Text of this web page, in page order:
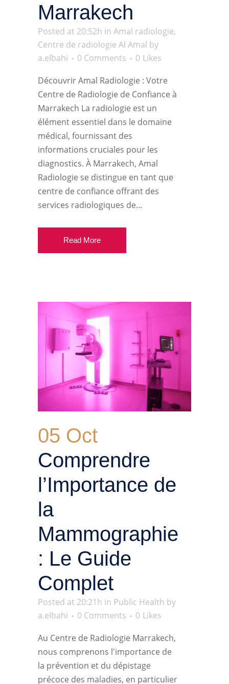
Marrakech
Posted at 20:52h in Amal radiologie,
Centre de radiologie Al Amal by
a.elbahi
0 Comments 0 Likes
Découvrir Amal Radiologie : Votre
Centre de Radiologie de Confiance à
Marrakech La radiologie est un
élément essentiel dans le domaine
médical, fournissant des
informations cruciales pour les
diagnostics. À Marrakech, Amal
Radiologie se distingue en tant que
centre de confiance offrant des
services radiologiques de...
Read More
05 Oct
Comprendre
l’Importance de
la
Mammographie
: Le Guide
Complet
Posted at 20:21h in Public Health by
a.elbahi
0 Comments 0 Likes
Au Centre de Radiologie Marrakech,
nous comprenons l'importance de
la prévention et du dépistage
précoce des maladies, en particulier